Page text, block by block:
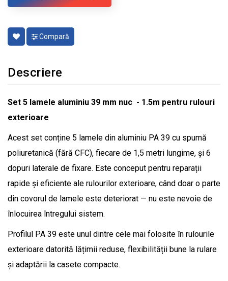
Compară
Descriere
Set 5 lamele aluminiu 39 mm nuc - 1.5m pentru rulouri
exterioare
Acest set conține 5 lamele din aluminiu PA 39 cu spumă
poliuretanică (fără CFC), fiecare de 1,5 metri lungime, și 6
dopuri laterale de fixare. Este conceput pentru reparații
rapide și eficiente ale rulourilor exterioare, când doar o parte
din covorul de lamele este deteriorat — nu este nevoie de
înlocuirea întregului sistem.
Profilul PA 39 este unul dintre cele mai folosite în rulourile
exterioare datorită lățimii reduse, flexibilității bune la rulare
și adaptării la casete compacte.